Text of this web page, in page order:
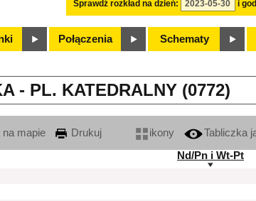
Sprawdź rozkład na dzień: i
Połączenia Schematy
- PL. KATEDRALNY (0772)
na mapie Drukuj ikony
Tabliczka
Nd/Pn i Wt-Pt